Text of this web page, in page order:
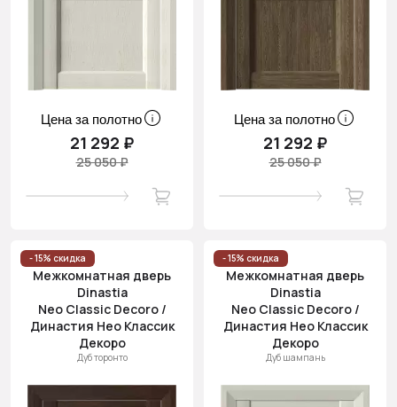
Цена за полотно
21 292 ₽
25 050 ₽
Цена за полотно
21 292 ₽
25 050 ₽
- 15% скидка
Межкомнатная дверь
Dinastia
Neo Classic Decoro /
Династия Нео Классик
Декоро
Дуб торонто
- 15% скидка
Межкомнатная дверь
Dinastia
Neo Classic Decoro /
Династия Нео Классик
Декоро
Дуб шампань